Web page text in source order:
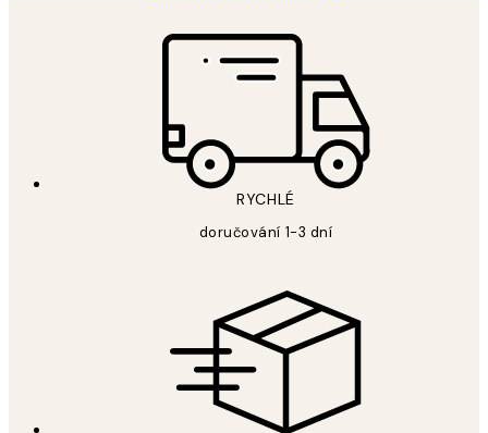
RYCHLÉ
doručování 1-3 dní